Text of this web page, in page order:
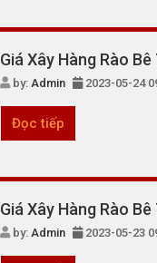
Giá Xây Hàng Rào
by: Admin 2023-05-24
Đọc tiếp
Giá Xây Hàng Rào
by: Admin 2023-05-23